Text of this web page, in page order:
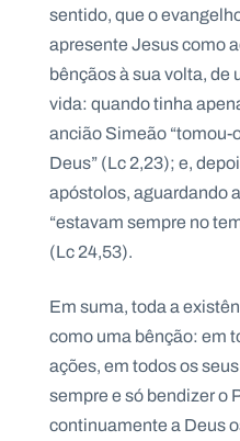
sentido, que o
apresente Jesus como
bênçãos à sua volta, de
vida: quando tinha
ancião Simeão “tomou-
Deus” (Lc 2,23); e,
apóstolos, aguardando
“estavam sempre no
(Lc 24,53).
Em suma, toda a
como uma bênção: em
ações, em todos os
sempre e só bendizer o
continuamente a Deus